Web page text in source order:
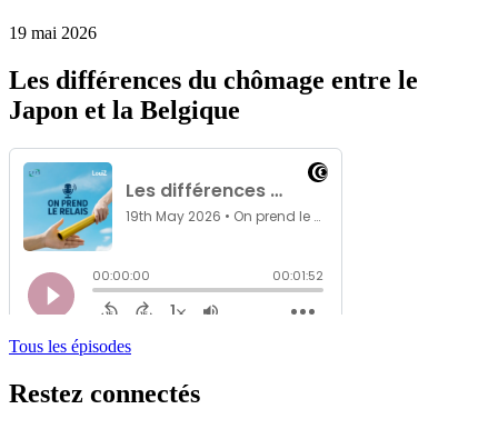
19 mai 2026
Les différences du chômage entre le
Japon et la Belgique
Tous les épisodes
Restez connectés